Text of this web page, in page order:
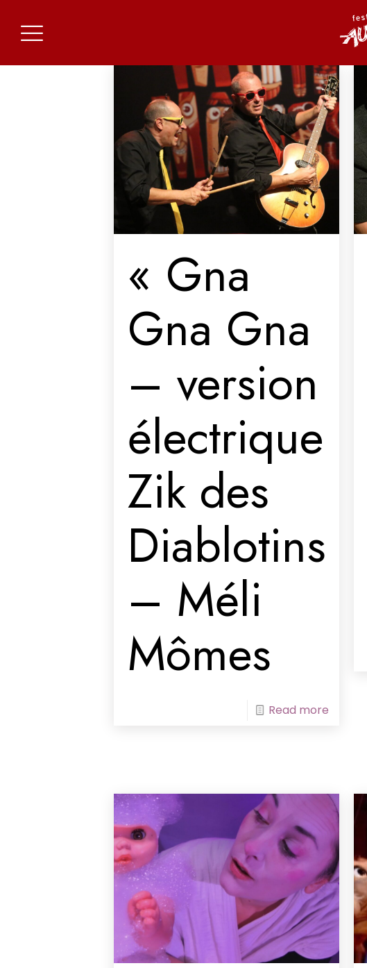
« Gna
Gna Gna
– version
électrique »
Zik des
Diablotins
– Méli
Mômes
Read more